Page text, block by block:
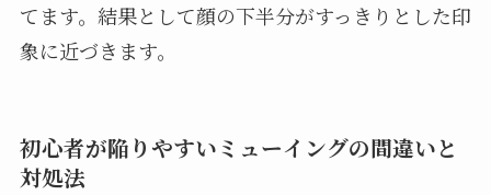
てます。結果として顔の下半分がすっきりとした印
象に近づきます。
初心者が陥りやすいミューイングの間違いと
対処法